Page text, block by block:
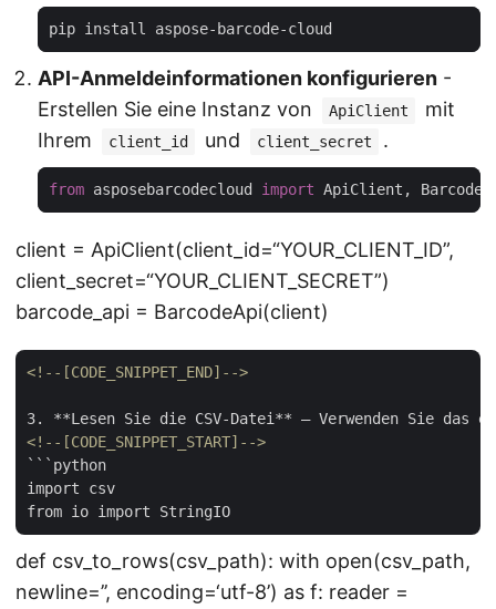
API-Anmeldeinformationen konfigurieren -
Erstellen Sie eine Instanz von
ApiClient
mit
Ihrem
client_id und client_secret .
from asposebarcodecloud import
client = ApiClient(client_id=“YOUR_CLIENT_ID”,
client_secret=“YOUR_CLIENT_SECRET”)
barcode_api = BarcodeApi(client)
<!--[CODE_SNIPPET_END]-->
<!--[CODE_SNIPPET_START]-->
```python
import csv
def csv_to_rows(csv_path): with open(csv_path,
newline=’’, encoding=‘utf-8’) as f: reader =